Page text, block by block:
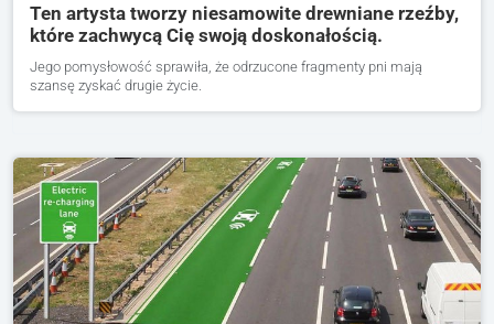
Ten artysta tworzy niesamowite drewniane rzeźby,
które zachwycą Cię swoją doskonałością.
Jego pomysłowość sprawiła, że odrzucone fragmenty pni mają
szansę zyskać drugie życie.